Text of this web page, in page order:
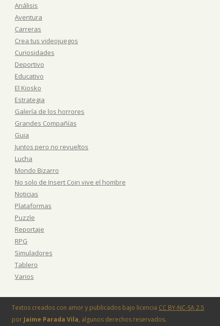
Análisis
Aventura
Carreras
Crea tus videojuegos
Curiosidades
Deportivo
Educativo
El Kiosko
Estrategia
Galería de los horrores
Grandes Compañías
Guia
Juntos pero no revueltos
Lucha
Mondo Bizarro
No solo de Insert Coin vive el hombre
Noticias
Plataformas
Puzzle
Reportaje
RPG
Simuladores
Tablero
Varios
Textos creados con amor y publicados bajo licencia CC BY-NC-SA 2.5
por Jaime Parada Vila, algunos derechos reservados.